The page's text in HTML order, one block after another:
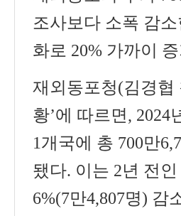
조사보다 소폭 감소
화로 20% 가까이
재외동포청(김경협
황’에 따르면, 2024
1개국에 총 700만
됐다. 이는 2년 전인
6%(7만4,807명) 감